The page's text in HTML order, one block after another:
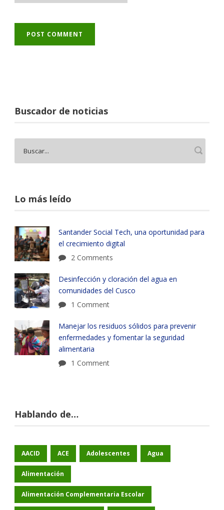
Buscador de noticias
Lo más leído
Santander Social Tech, una oportunidad para
el crecimiento digital
2 Comments
Desinfección y cloración del agua en
comunidades del Cusco
1 Comment
Manejar los residuos sólidos para prevenir
enfermedades y fomentar la seguridad
alimentaria
1 Comment
Hablando de…
AACID ACE Adolescentes Agua
Alimentación
Alimentación Complementaria Escolar